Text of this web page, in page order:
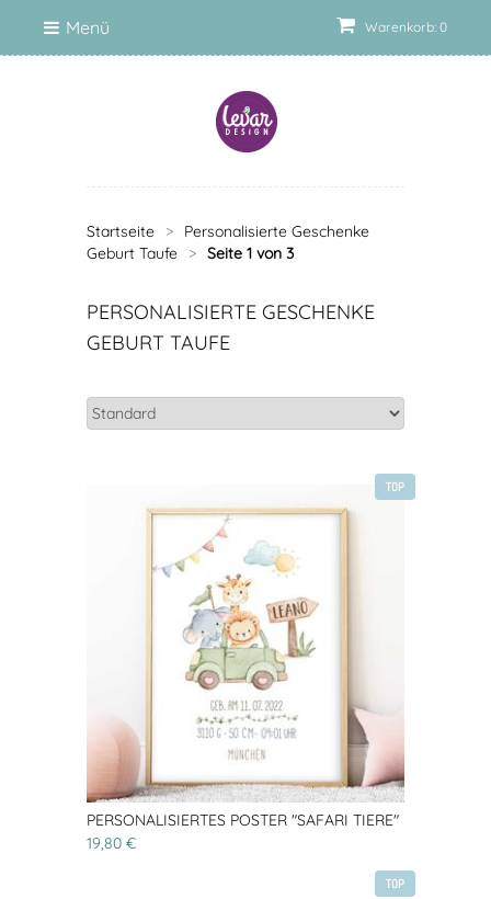
Warenkorb: 0
Menü
Startseite >
Personalisierte Geschenke
Geburt Taufe
> Seite 1 von 3
PERSONALISIERTE GESCHENKE
GEBURT TAUFE
TOP
PERSONALISIERTES POSTER "SAFARI TIERE"
19,80 €
TOP